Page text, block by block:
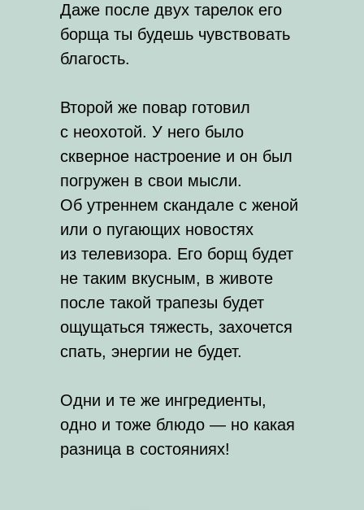
Даже после двух тарелок его
борща ты будешь чувствовать
благость.
Второй же повар готовил
с неохотой. У него было
скверное настроение и он был
погружен в свои мысли.
Об утреннем скандале с женой
или о пугающих новостях
из телевизора. Его борщ будет
не таким вкусным, в животе
после такой трапезы будет
ощущаться тяжесть, захочется
спать, энергии не будет.
Одни и те же ингредиенты,
одно и тоже блюдо — но какая
разница в состояниях!